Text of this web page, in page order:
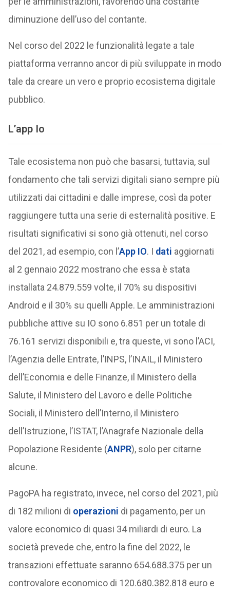
diminuzione dell’uso del contante.
Nel corso del 2022 le funzionalità legate a tale
piattaforma verranno ancor di più sviluppate in modo
tale da creare un vero e proprio ecosistema digitale
pubblico.
L’app Io
Tale ecosistema non può che basarsi, tuttavia, sul
fondamento che tali servizi digitali siano sempre più
utilizzati dai cittadini e dalle imprese, così da poter
raggiungere tutta una serie di esternalità positive. E
risultati significativi si sono già ottenuti, nel corso
del 2021, ad esempio, con l’App IO. I dati aggiornati
al 2 gennaio 2022 mostrano che essa è stata
installata 24.879.559 volte, il 70% su dispositivi
Android e il 30% su quelli Apple. Le amministrazioni
pubbliche attive su IO sono 6.851 per un totale di
76.161 servizi disponibili e, tra queste, vi sono l’ACI,
l’Agenzia delle Entrate, l’INPS, l’INAIL, il Ministero
dell’Economia e delle Finanze, il Ministero della
Salute, il Ministero del Lavoro e delle Politiche
Sociali, il Ministero dell’Interno, il Ministero
dell’Istruzione, l’ISTAT, l’Anagrafe Nazionale della
Popolazione Residente (ANPR), solo per citarne
alcune.
PagoPA ha registrato, invece, nel corso del 2021, più
di 182 milioni di operazioni di pagamento, per un
valore economico di quasi 34 miliardi di euro. La
società prevede che, entro la fine del 2022, le
transazioni effettuate saranno 654.688.375 per un
controvalore economico di 120.680.382.818 euro e